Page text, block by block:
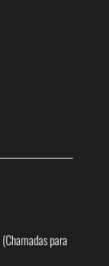
(Chamadas para